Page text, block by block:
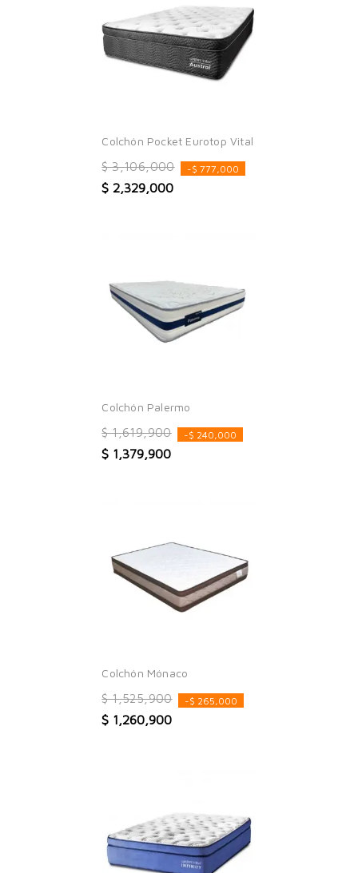
Colchón Pocket Eurotop Vital
$ 3,106,000
-$ 777,000
$ 2,329,000
Colchón Palermo
$ 1,619,900
-$ 240,000
$ 1,379,900
Colchón Mónaco
$ 1,525,900
-$ 265,000
$ 1,260,900